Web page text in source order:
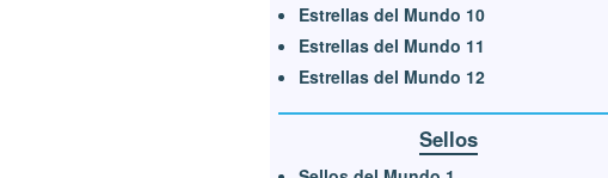
Estrellas del Mundo 10
Estrellas del Mundo 11
Estrellas del Mundo 12
Sellos